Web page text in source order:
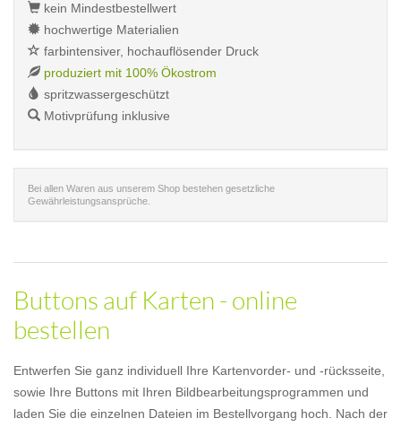
kein Mindestbestellwert
hochwertige Materialien
farbintensiver, hochauflösender Druck
produziert mit 100% Ökostrom
spritzwassergeschützt
Motivprüfung inklusive
Bei allen Waren aus unserem Shop bestehen gesetzliche
Gewährleistungsansprüche.
Buttons auf Karten - online
bestellen
Entwerfen Sie ganz individuell Ihre Kartenvorder- und -rücksseite,
sowie Ihre Buttons mit Ihren Bildbearbeitungsprogrammen und
laden Sie die einzelnen Dateien im Bestellvorgang hoch. Nach der